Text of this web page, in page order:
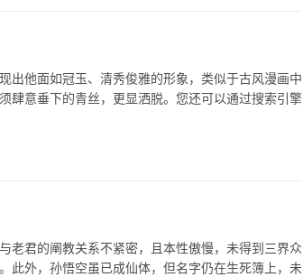
出他面如冠玉、清秀俊雅的形象，类似于古风漫画中
肆意垂下的青丝，更显洒脱。您还可以通过搜索引擎
老君的阐教关系不紧密，且本性傲慢，未得到三界众
此外，孙悟空虽已成仙体，但名字仍在生死簿上，未